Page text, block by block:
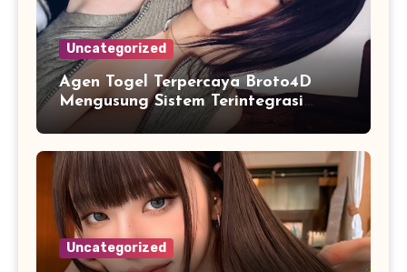
Uncategorized
Agen Togel Terpercaya Broto4D
Mengusung Sistem Terintegrasi
untuk Akses
Uncategorized